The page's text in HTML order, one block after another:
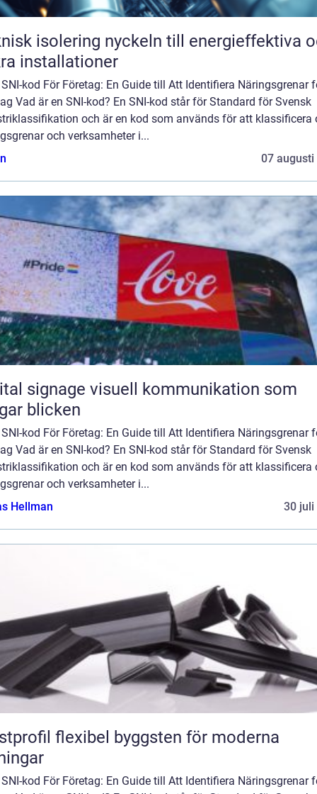
nyckeln till energieffektiva och
installationer
kod För Företag: En Guide till Att Identifiera Näringsgrenar
Vad är en SNI-kod? En SNI-kod står för Standard för Svensk
och är en kod som används för att klassificera
och verksamheter i...
07 augusti
visuell kommunikation som
blicken
kod För Företag: En Guide till Att Identifiera Näringsgrenar
Vad är en SNI-kod? En SNI-kod står för Standard för Svensk
och är en kod som används för att klassificera
och verksamheter i...
Hellman
30 juli
byggsten för moderna
kod För Företag: En Guide till Att Identifiera Näringsgrenar